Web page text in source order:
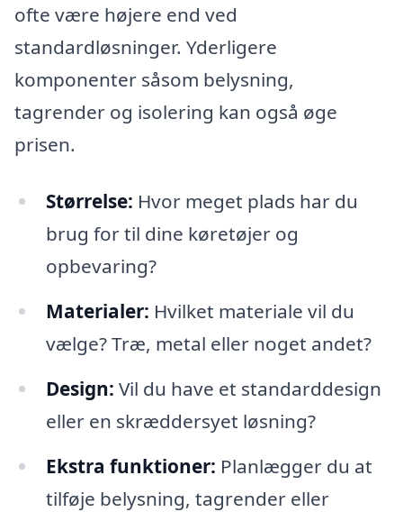
ofte være højere end ved
standardløsninger. Yderligere
komponenter såsom belysning,
tagrender og isolering kan også øge
prisen.
Størrelse: Hvor meget plads har du
brug for til dine køretøjer og
opbevaring?
Materialer: Hvilket materiale vil du
vælge? Træ, metal eller noget andet?
Design: Vil du have et standarddesign
eller en skræddersyet løsning?
Ekstra funktioner: Planlægger du at
tilføje belysning, tagrender eller